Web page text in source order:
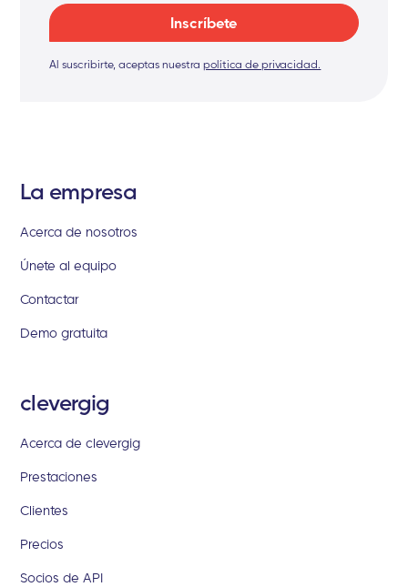
Al suscribirte, aceptas nuestrapolítica de privacidad.
La empresa
Acerca de nosotros
Únete al equipo
Contactar
Demo gratuita
clevergig
Acerca de clevergig
Prestaciones
Clientes
Precios
Socios de API